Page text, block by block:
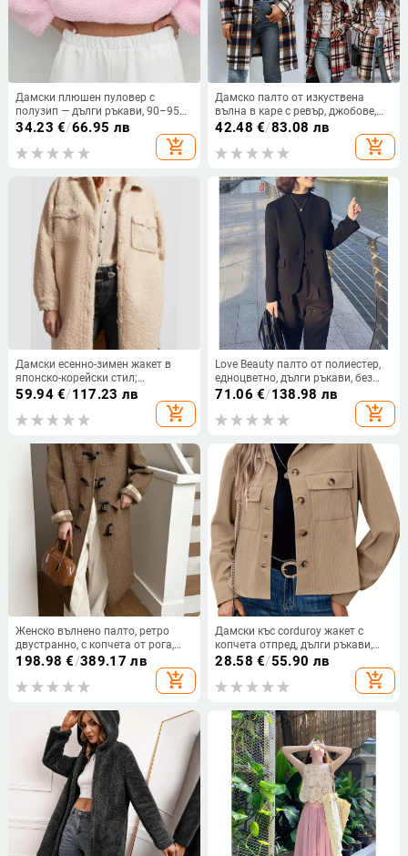
Дамски плюшен пуловер с
полузип — дълги ръкави, 90–95%
полиестер, есен 2024
34.23 €/66.95 лв
add_shopping_cart
Дамско палто от изкуствена
вълна в каре с ревър, джобове,
свободен силует, средна
дължина, бръшинг текстура
42.48 €/83.08 лв
add_shopping_cart
Дамски есенно-зимен жакет в
японско-корейски стил;
полиестер с спандекс (90–95%
полиестер, <30% спандекс), POLO
яка, едноредово копче, дълги
59.94€/117.23 лв
add_shopping_cart
Love Beauty палто от полиестер,
едноцветно, дълги ръкави, без
яка, закопчаване с едно копче
71.06 €/138.98 лв
add_shopping_cart
Женско вълнено палто, ретро
двустранно, с копчета от рога,
качулка, свободен силует,
198.98 €/389.17 лв
add_shopping_cart
Дамски къс corduroy жакет с
копчета отпред, дълги ръкави,
поло яка, есен 2024
28.58 €/55.90 лв
add_shopping_cart